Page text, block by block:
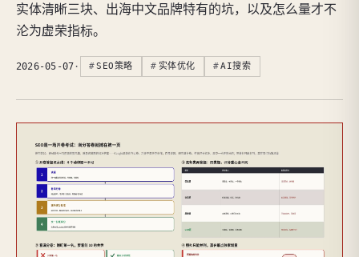
实体清晰三块、出海中文品牌特有的坑，以及怎么量才不
沦为虚荣指标。
2026-05-07 · SEO策略 实体优化 AI搜索